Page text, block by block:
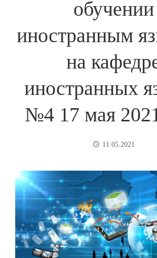
обучении
иностранным
на
иностранных
№4 17 мая
11.05.2021